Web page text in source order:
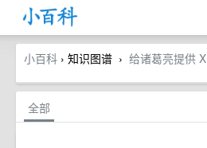
小百科 › 知识图谱 › 给诸葛亮提供 X
全部